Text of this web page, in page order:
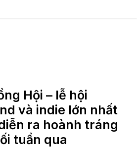
tin công nghệ
Hội – lễ hội
và indie lớn nhất
ra hoành tráng
tuần qua